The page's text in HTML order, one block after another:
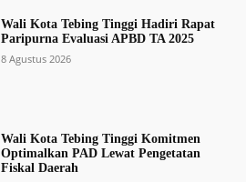
Wali Kota Tebing Tinggi Hadiri Rapat
Paripurna Evaluasi APBD TA 2025
8 Agustus 2026
Wali Kota Tebing Tinggi Komitmen
Optimalkan PAD Lewat Pengetatan
Fiskal Daerah